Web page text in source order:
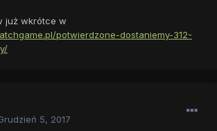
już wkrótce w
potwierdzone-dostaniemy-312-
5, 2017